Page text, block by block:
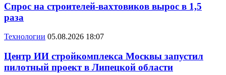
Спрос на строителей-вахтовиков вырос в 1,5
раза
Технологии 05.08.2026 18:07
Центр ИИ стройкомплекса Москвы запустил
пилотный проект в Липецкой области